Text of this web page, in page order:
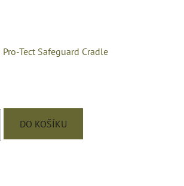
Tect Safeguard Cradle
DO KOŠÍKU